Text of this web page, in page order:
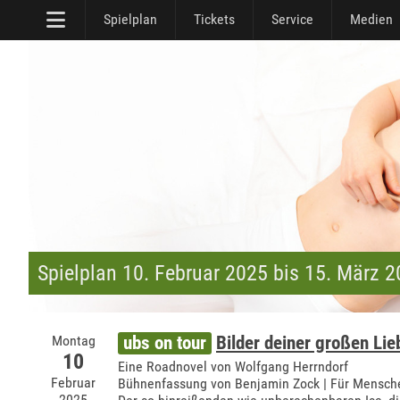
Spielplan Tickets Service Medien
Spielplan 10. Februar 2025 bis 15. März
Montag
10
Februar
ubs on tour Bilder deiner großen
Eine Roadnovel von Wolfgang Herrndorf
Bühnenfassung von Benjamin Zock | Für